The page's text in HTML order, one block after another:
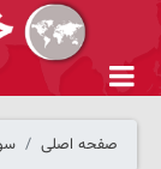
صفحه اصلی